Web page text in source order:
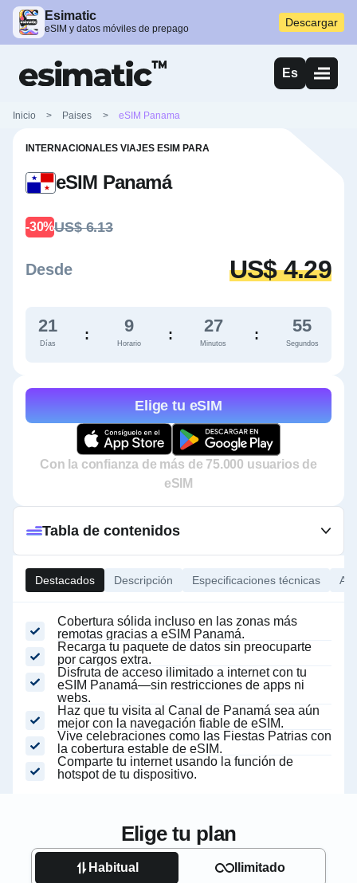
Esimatic
eSIM y datos móviles de prepago Descargar
Es
Inicio > Paises > eSIM Panama
INTERNACIONALES VIAJES ESIM PARA
eSIM Panamá
-30%US$ 6.13
Desde US$ 4.29
21
Días
: 9
Horario
: 27
Minutos
: 54
Segundos
Elige tu eSIM
Con la confianza de más de 75.000 usuarios de
eSIM
Destacados Descripción Especificaciones técnicas
Cobertura sólida incluso en las zonas más
remotas gracias a eSIM Panamá.
Recarga tu paquete de datos sin preocuparte
por cargos extra.
Disfruta de acceso ilimitado a internet con tu
eSIM Panamá—sin restricciones de apps ni
webs.
Haz que tu visita al Canal de Panamá sea aún
mejor con la navegación fiable de eSIM.
Vive celebraciones como las Fiestas Patrias con
la cobertura estable de eSIM.
Comparte tu internet usando la función de
hotspot de tu dispositivo.
Tabla de contenidos
Elige tu plan
Habitual Ilimitado